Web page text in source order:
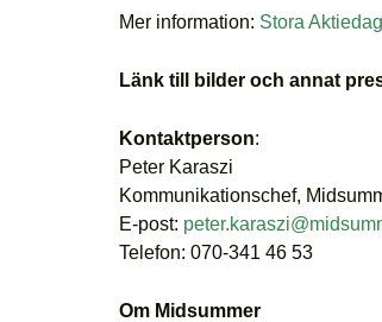
Mer information: Stora
Länk till bilder och annat
Kontaktperson:
Peter Karaszi
Kommunikationschef,
E-post:
Telefon: 070-341 46 53
Om Midsummer